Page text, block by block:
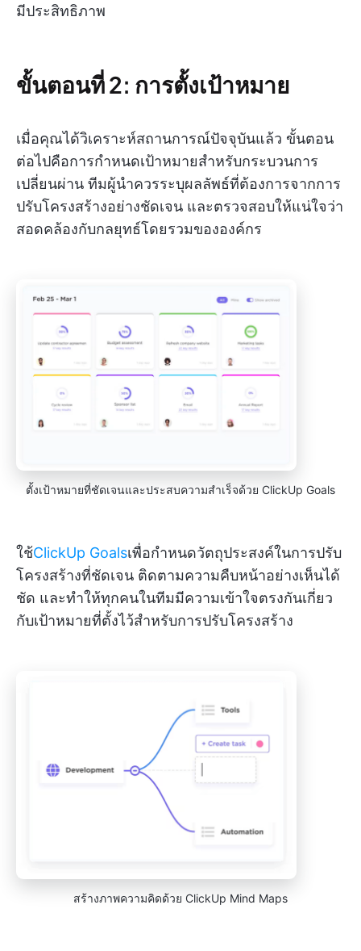
มีประสิทธิภาพ
ขั้นตอนที่ 2: การตั้งเป้าหมาย
เมื่อคุณได้วิเคราะห์สถานการณ์ปัจจุบันแล้ว ขั้นตอน
ต่อไปคือการกำหนดเป้าหมายสำหรับกระบวนการ
เปลี่ยนผ่าน ทีมผู้นำควรระบุผลลัพธ์ที่ต้องการจากการ
ปรับโครงสร้างอย่างชัดเจน และตรวจสอบให้แน่ใจว่า
สอดคล้องกับกลยุทธ์โดยรวมขององค์กร
ตั้งเป้าหมายที่ชัดเจนและประสบความสำเร็จด้วย ClickUp Goals
ใช้ClickUp Goalsเพื่อกำหนดวัตถุประสงค์ในการปรับ
โครงสร้างที่ชัดเจน ติดตามความคืบหน้าอย่างเห็นได้
ชัด และทำให้ทุกคนในทีมมีความเข้าใจตรงกันเกี่ยว
กับเป้าหมายที่ตั้งไว้สำหรับการปรับโครงสร้าง
สร้างภาพความคิดด้วย ClickUp Mind Maps